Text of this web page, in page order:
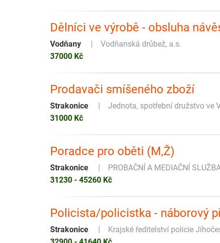
Dělníci ve výrobě - obsluha
Vodňany
Vodňanská drůbež, a.s.
37000 Kč
Prodavači smíšeného zboží
Strakonice
Jednota, spotřební družstvo ve
31000 Kč
Poradce pro oběti (M,Ž)
Strakonice
PROBAČNÍ A MEDIAČNÍ
31230 - 45260 Kč
Policista/policistka - náborový
Strakonice
Krajské ředitelství policie